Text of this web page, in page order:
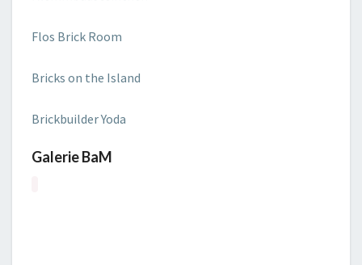
Flos Brick Room
Bricks on the Island
Brickbuilder Yoda
Galerie BaM